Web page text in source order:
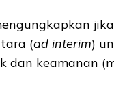
(ad interim)
dan keamanan